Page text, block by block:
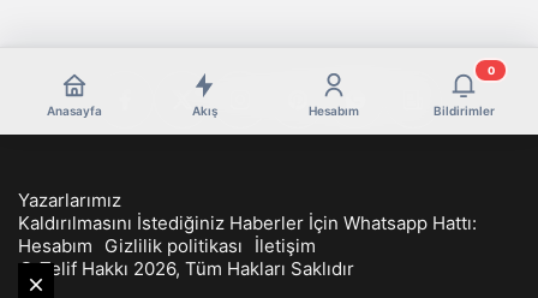
Anasayfa Akış Hesabım Bildirimler
0
Yazarlarımız
Kaldırılmasını İstediğiniz Haberler İçin Whatsapp Hattı:
Hesabım
Gizlilik politikası
İletişim
© Telif Hakkı 2026, Tüm Hakları Saklıdır